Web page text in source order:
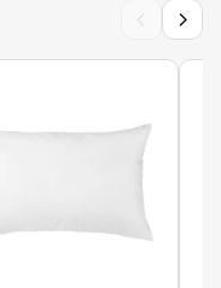
‹ ›